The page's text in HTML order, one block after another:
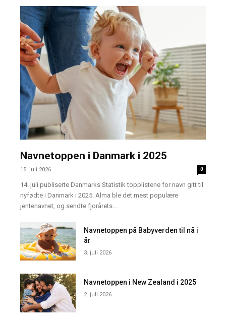
Navnetoppen i Danmark i 2025
15. juli 2026 0
14. juli publiserte Danmarks Statistik topplistene for navn gitt til
nyfødte i Danmark i 2025. Alma ble det mest populære
jentenavnet, og sendte fjorårets...
Navnetoppen på Babyverden til nå i
år
3. juli 2026
Navnetoppen i New Zealand i 2025
2. juli 2026